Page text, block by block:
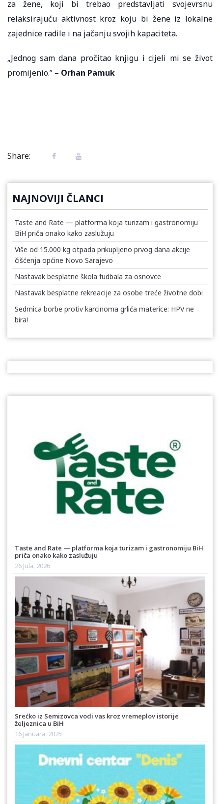
za žene, koji bi trebao predstavljati svojevrsnu
relaksirajuću aktivnost kroz koju bi žene iz lokalne
zajednice radile i na jačanju svojih kapaciteta.
„Jednog sam dana pročitao knjigu i cijeli mi se život
promijenio.” – Orhan Pamuk
Share:
NAJNOVIJI ČLANCI
Taste and Rate — platforma koja turizam i gastronomiju
BiH priča onako kako zaslužuju
Više od 15.000 kg otpada prikupljeno prvog dana akcije
čišćenja općine Novo Sarajevo
Nastavak besplatne škola fudbala za osnovce
Nastavak besplatne rekreacije za osobe treće životne dobi
Sedmica borbe protiv karcinoma grlića materice: HPV ne
bira!
Taste and Rate — platforma koja turizam i gastronomiju BiH
priča onako kako zaslužuju
26 Jula, 2026
Srećko iz Semizovca vodi vas kroz vremeplov istorije
željeznica u BiH
16 Januara, 2025